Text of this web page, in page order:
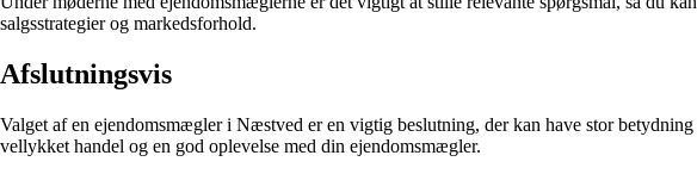
salgsstrategier og markedsforhold.
Afslutningsvis
Valget af en ejendomsmægler i Næstved er en vigtig beslutning, der kan have stor
vellykket handel og en god oplevelse med din ejendomsmægler.